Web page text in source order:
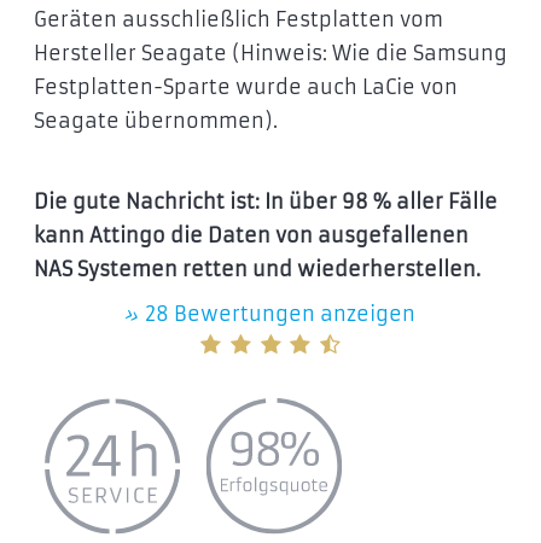
Geräten ausschließlich Festplatten vom
Hersteller Seagate (Hinweis: Wie die Samsung
Festplatten-Sparte wurde auch LaCie von
Seagate übernommen).
Die gute Nachricht ist: In über 98 % aller Fälle
kann Attingo die Daten von ausgefallenen
NAS Systemen retten und wiederherstellen.
» 28 Bewertungen anzeigen